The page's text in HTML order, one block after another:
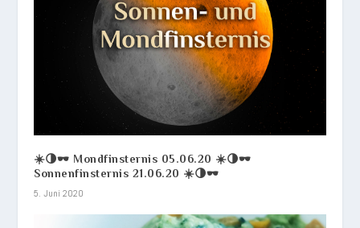
☀️🌗🕶️ Mondfinsternis 05.06.20 ☀️🌗🕶️
Sonnenfinsternis 21.06.20 ☀️🌗🕶️
5. Juni 2020